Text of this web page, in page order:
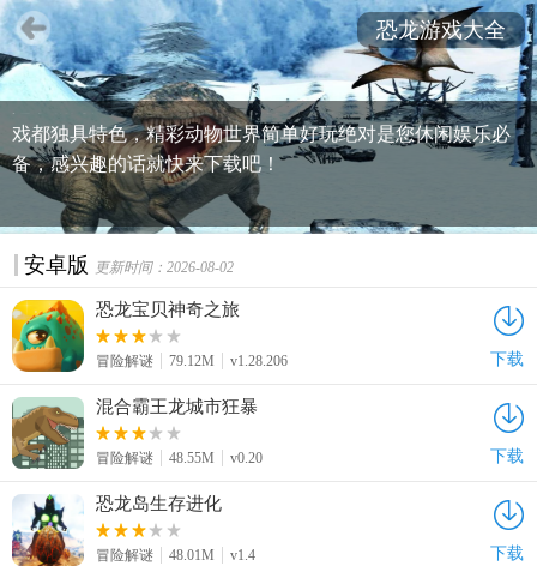
恐龙类题材的游戏十分多，既有3d模拟，又有卡通休闲等类
型，十分受玩家的喜爱！关于恐龙的好玩游戏有哪些？下面
是小编为喜欢恐龙题材游戏的朋友准备的游戏合集，每款游
戏都独具特色，精彩动物世界简单好玩绝对是您休闲娱乐必
备，感兴趣的话就快来下载吧！
恐龙游戏大全
安卓版 更新时间：2026-08-02
恐龙宝贝神奇之旅
冒险解谜 79.12M v1.28.206 下载
混合霸王龙城市狂暴
冒险解谜 48.55M v0.20 下载
恐龙岛生存进化
冒险解谜 48.01M v1.4 下载